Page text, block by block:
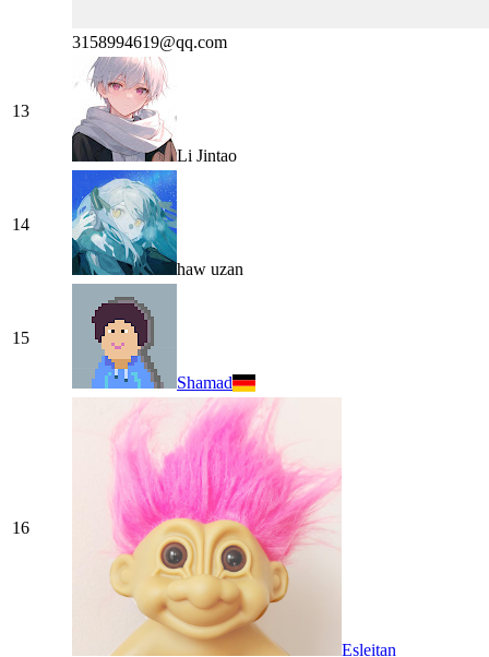
3158994619@qq.com
13
Li Jintao
14
haw uzan
15
Shamad
16
Esleitan